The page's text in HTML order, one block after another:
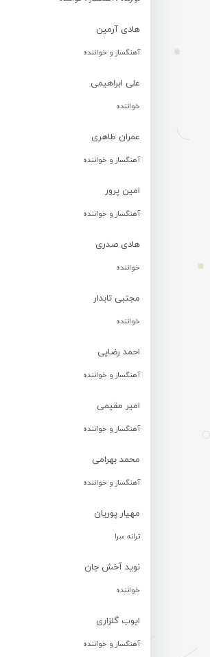
هادی آرمین
آهنگساز و خواننده
علی ابراهیمی
خواننده
عمران طاهری
آهنگساز و خواننده
امین پرور
آهنگساز و خواننده
هادی صدری
خواننده
مجتبی تابدار
خواننده
احمد رضایی
آهنگساز و خواننده
امیر مقیمی
آهنگساز و خواننده
محمد بهرامی
آهنگساز و خواننده
مهیار پوریان
ترانه سرا
نوید آخش جان
خواننده
ایوب گلزاری
آهنگساز و خواننده